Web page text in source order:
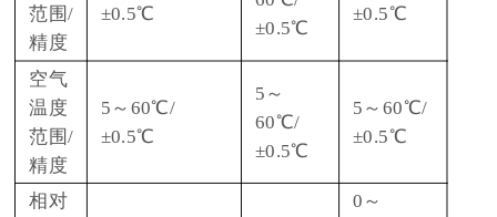
范围/
精度
±0.5℃
±0.5℃
±0.5℃
空气
温度
范围/
精度
5～60℃/
±0.5℃
5～
60℃/
±0.5℃
5～60℃/
±0.5℃
相对
0～